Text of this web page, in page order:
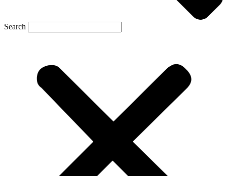
Search